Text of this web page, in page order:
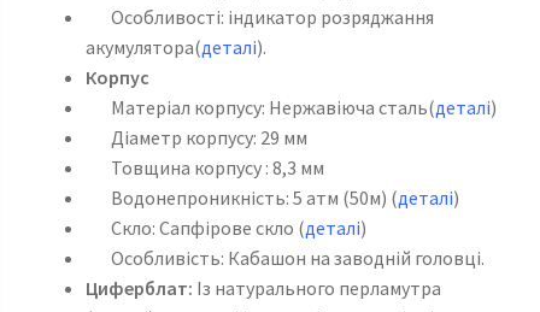
Особливості: індикатор розряджання
акумулятора(деталі).
Корпус
Матеріал корпусу: Нержавіюча сталь(деталі)
Діаметр корпусу: 29 мм
Товщина корпусу : 8,3 мм
Водонепроникність: 5 атм (50м) (деталі)
Скло: Сапфірове скло (деталі)
Особливість: Кабашон на заводній головці.
Циферблат: Із натурального перламутра